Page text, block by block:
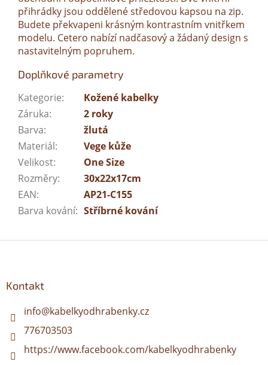
přihrádky jsou oddělené středovou kapsou na zip.
Budete překvapeni krásným kontrastním vnitřkem
modelu. Cetero nabízí nadčasový a žádaný design s
nastavitelným popruhem.
Doplňkové parametry
Kategorie:
Kožené kabelky
Záruka:
2 roky
Barva:
žlutá
Materiál:
Vege kůže
Velikost:
One Size
Rozměry:
30x22x17cm
EAN:
AP21-C155
Barva kování: Stříbrné kování
Kontakt
info@kabelkyodhrabenky.cz
776703503
https://www.facebook.com/kabelkyodhrabenky